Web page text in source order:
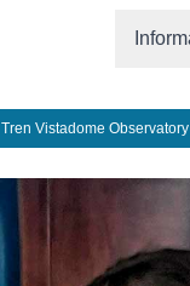
Tren Vistadome